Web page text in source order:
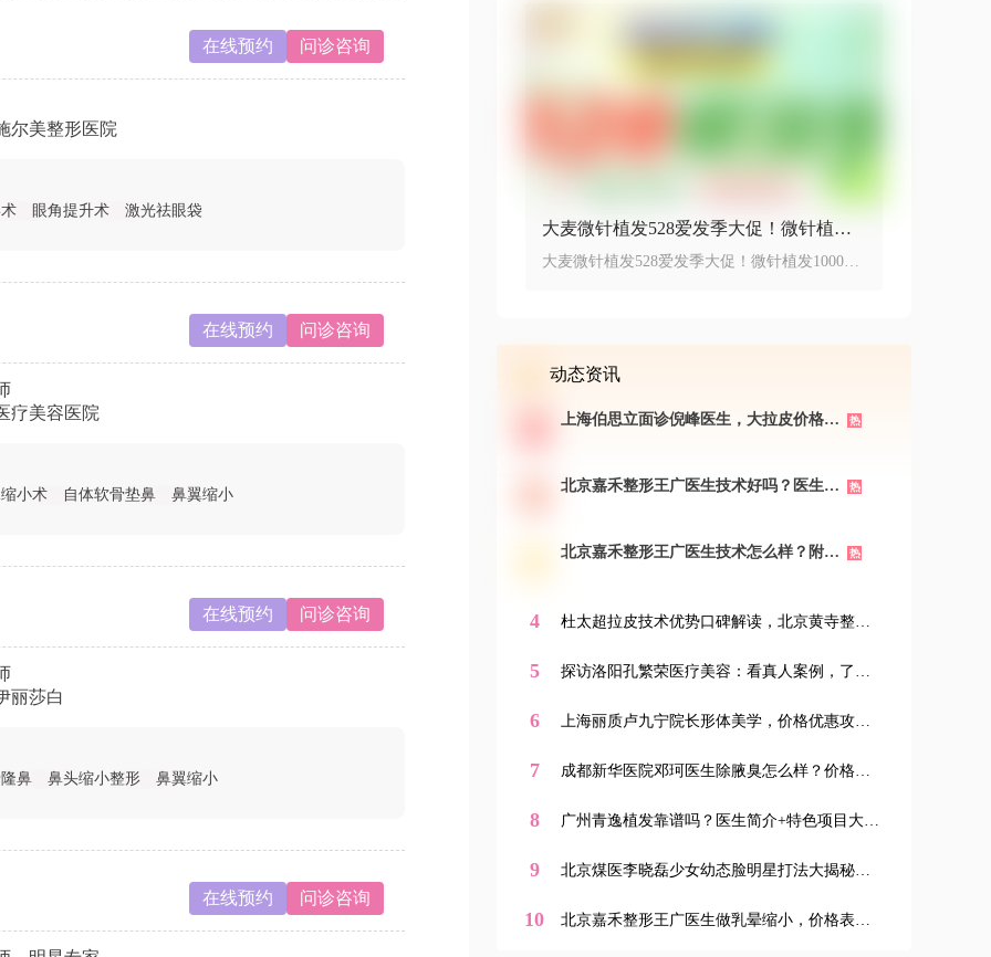
在线预约 问诊咨询
尔美整形医院
眼角提升术 激光祛眼袋
在线预约 问诊咨询
疗美容医院
小术 自体软骨垫鼻 鼻翼缩小
在线预约 问诊咨询
丽莎白
鼻 鼻头缩小整形 鼻翼缩小
在线预约 问诊咨询
大麦微针植发528爱发季大促！微针植发1
000单位活动价8999元~
大麦微针植发528爱发季大促！微针植发1000单
动态资讯
上海伯思立面诊倪峰医生，大拉皮价格表
热
北京嘉禾整形王广医生技术好吗？医生简
热
北京嘉禾整形王广医生技术怎么样？附医
热
4
杜太超拉皮技术优势口碑解读，北京黄寺整形
5
探访洛阳孔繁荣医疗美容：看真人案例，了解
挂号不踩坑
6
上海丽质卢九宁院长形体美学，价格优惠攻略
7
成都新华医院邓珂医生除腋臭怎么样？价格表
8
广州青逸植发靠谱吗？医生简介+特色项目大揭
智尚小程序一键预约！
9
北京煤医李晓磊少女幼态脸明星打法大揭秘！
程序一键预约！
10
北京嘉禾整形王广医生做乳晕缩小，价格表&